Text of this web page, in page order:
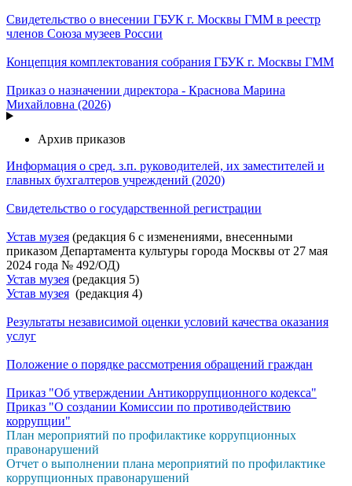
Свидетельство о внесении ГБУК г. Москвы ГММ в реестр
членов Союза музеев России
Концепция комплектования собрания ГБУК г. Москвы ГММ
Приказ о назначении директора - Краснова Марина
Михайловна (2026)
Архив приказов
Информация о сред. з.п. руководителей, их заместителей и
главных бухгалтеров учреждений (2020)
Свидетельство о государственной регистрации
Устав музея (редакция 6 с изменениями, внесенными
приказом Департамента культуры города Москвы от 27 мая
2024 года № 492/ОД)
Устав музея (редакция 5)
Устав музея (редакция 4)
Результаты независимой оценки условий качества оказания
услуг
Положение о порядке рассмотрения обращений граждан
Приказ "Об утверждении Антикоррупционного кодекса"
Приказ "О создании Комиссии по противодействию
коррупции"
План мероприятий по профилактике коррупционных
правонарушений
Отчет о выполнении плана мероприятий по профилактике
коррупционных правонарушений